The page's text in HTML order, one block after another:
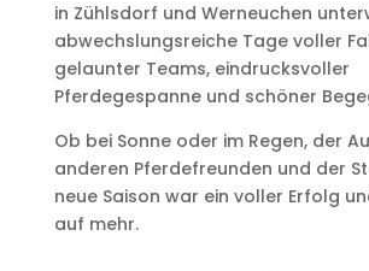
in Zühlsdorf und Werneuchen
abwechslungsreiche Tage voller
gelaunter Teams, eindrucksvoller
Pferdegespanne und schöner
Ob bei Sonne oder im Regen, der
anderen Pferdefreunden und der
neue Saison war ein voller Erfolg
auf mehr.